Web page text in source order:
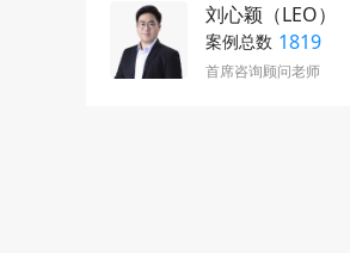
刘心颖（LEO）
案例总数 1819
首席咨询顾问老师